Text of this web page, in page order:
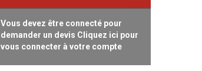
Vous devez être connecté pour
demander un devis Cliquez ici pour
vous connecter à votre compte